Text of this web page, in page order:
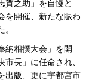
賀之助」を自慢と
を開催、新たな賑わ
納相撲大会」を開
長」に任命され、
出版、更に宇都宮市